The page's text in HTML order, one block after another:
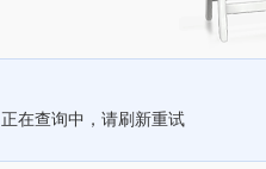
正在查询中，请刷新重试